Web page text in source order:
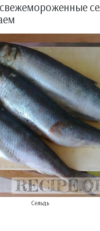
Сельдь